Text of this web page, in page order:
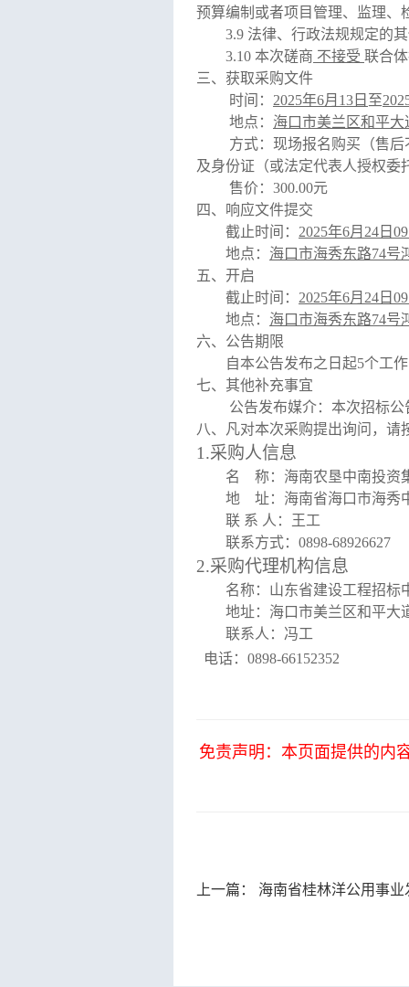
预算编制或者项目管理、监理、
3.9 法律、行政法规规定的
3.10 本次磋商 不接受 联合
三、获取采购文件
时间： 2025年6月13日 至
地点： 海口市美兰区和平大
方式：现场报名购买（售后
及身份证（或法定代表人授权
售价：300.00元
四、响应文件提交
截止时间： 2025年6月24日
地点： 海口市海秀东路74号
五、开启
截止时间： 2025年6月24日
地点： 海口市海秀东路74号
六、公告期限
自本公告发布之日起5个工
七、 其他补充事宜
公告发布媒介： 本次招标公
八、凡对本次采购提出询问，请
1.采购人信息
名 称：海南农垦中南投资
地 址：海南省海口市海秀
联 系 人：王工
联系方式：0898-68926627
2.采购代理机构信息
名称：山东省建设工程招标
地址： 海口市美兰区和平大
联系人：冯工
电话：0898-66152352
免责声明：本页面提供的内
上一篇： 海南省桂林洋公用事业发